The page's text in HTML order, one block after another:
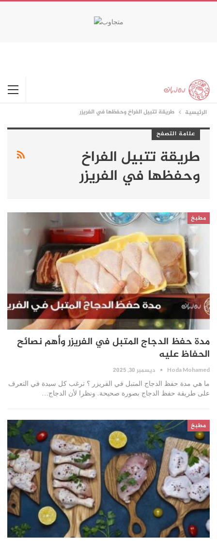
الرئيسية طريقة تتبيل الفراخ وحفظها في الفريزر
علامة التصفح
طريقة تتبيل الفراخ
وحفظها في الفريزر
مطبخ
مدة حفظ الدجاج المتبل في الفريزر وأهم نصائح
الحفاظ عليه
Hoda Mohamed ديسمبر 30, 2025
ما هي مدة حفظ الدجاج المتبل في الفريزر ؟ ترغب كل سيدة في التعرف
على طريقة حفظ الدجاج بصورة صحيحة. ونظرا لأن الدجاج…
مطبخ